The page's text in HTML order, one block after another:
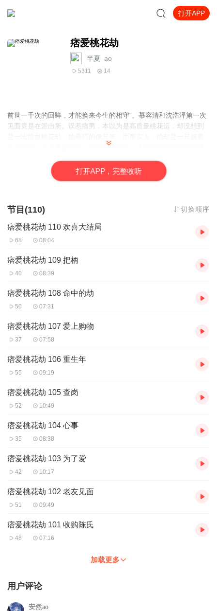
打开APP
痞爱桃花劫
半夏_ao
5311 14
前世一千次的回眸，才能换来今生的相守”。慕容清和沈浩泽第一次
见面竟是在派出所。误惹痞男，本以为是高质量桃花运，却没想到
羊皮的狼，她才是那个任人宰割的小白兔。小白兔与大灰狼的碰撞
新手小白，希望大家多点赞支持，并在评论区留言互动，期待你的
打开APP，完整收听
节目(110) 切换顺序
痞爱桃花劫 110 欢喜大结局
68 08:04
痞爱桃花劫 109 把柄
40 08:39
痞爱桃花劫 108 命中的劫
50 07:31
痞爱桃花劫 107 爱上购物
37 07:58
痞爱桃花劫 106 重生年
55 09:19
痞爱桃花劫 105 查岗
52 10:49
痞爱桃花劫 104 心事
35 08:38
痞爱桃花劫 103 为了爱
42 10:17
痞爱桃花劫 102 老友见面
51 09:49
痞爱桃花劫 101 收购陈氏
48 07:16
加载更多
用户评论
安然ao